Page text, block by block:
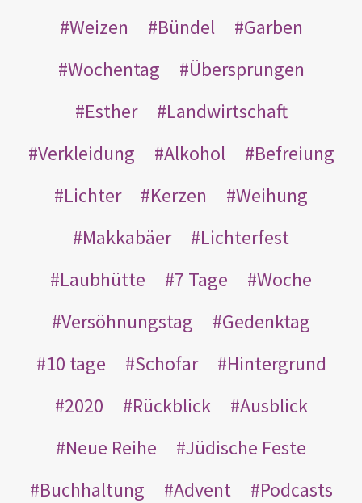
Weizen
Bündel
Garben
Wochentag
Übersprungen
Esther
Landwirtschaft
Verkleidung
Alkohol
Befreiung
Lichter
Kerzen
Weihung
Makkabäer
Lichterfest
Laubhütte
7 Tage
Woche
Versöhnungstag
Gedenktag
10 tage
Schofar
Hintergrund
2020
Rückblick
Ausblick
Neue Reihe
Jüdische Feste
Buchhaltung
Advent
Podcasts